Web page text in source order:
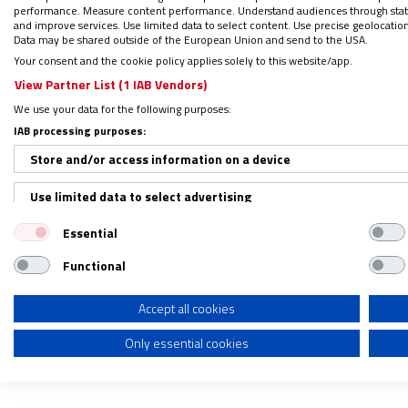
performance. Measure content performance. Understand audiences through
and improve services. Use limited data to select content. Use precise
Data may be shared outside of the European Union and send to the USA.
Your consent and the cookie policy applies solely to this website/app.
View Partner List (1 IAB Vendors)
We use your data for the following purposes:
IAB processing purposes:
Store and/or access information on a device
Use limited data to select advertising
Create profiles for personalised advertising
Use profiles to select personalised advertising
Create profiles to personalise content
Use profiles to select personalised content
Essential
Functional
Accept all cookies
Only essential cookies